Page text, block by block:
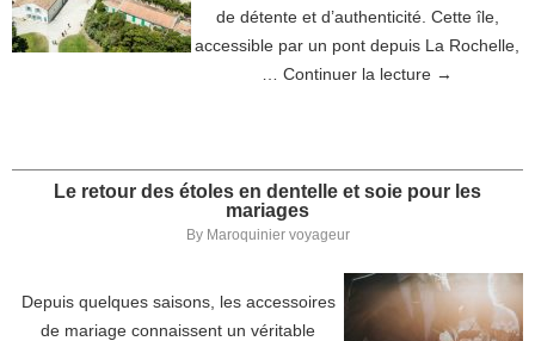
de détente et d’authenticité. Cette île,
accessible par un pont depuis La Rochelle,
Continuer la lecture →
Le retour des étoles en dentelle et soie pour les
mariages
By Maroquinier voyageur
Depuis quelques saisons, les accessoires
de mariage connaissent un véritable